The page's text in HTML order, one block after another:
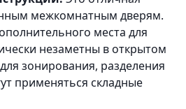
межкомнатным дверям.
места для
незаметны в открытом
зонирования, разделения
применяться складные